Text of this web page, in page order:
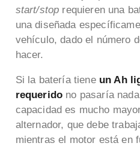
start/stop requieren una
una diseñada
vehículo, dado el número
hacer.
Si la batería tiene un Ah
requerido no pasaría
capacidad es mucho
alternador, que debe
mientras el motor está en